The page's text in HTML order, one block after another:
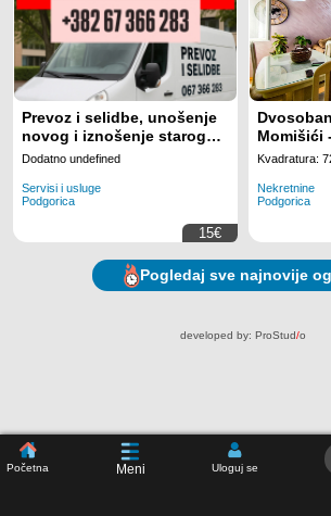
Početna Meni Uloguj se
Prevoz i selidbe, unošenje
novog i iznošenje starog
namještaja
Dodatno undefined
Servisi i usluge
Podgorica
15€
Momišići
Kvadratura:
Nekretnine
Podgorica
Pogledaj sve najnovije
developed by: ProStud/o